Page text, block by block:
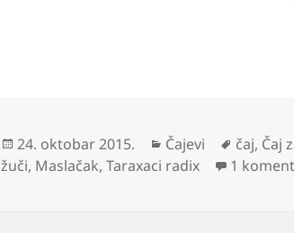
Objavljeno
24. oktobar 2015. Kategorije
Čajevi Oznake
čaj, Čaj
žuči, Maslačak,Taraxaci radix 1